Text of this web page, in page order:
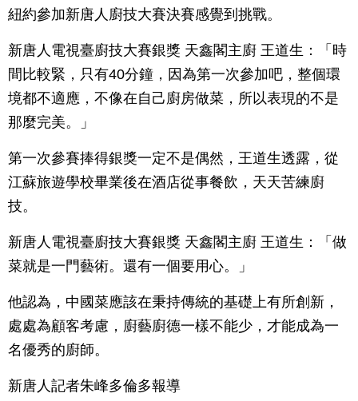
紐約參加新唐人廚技大賽決賽感覺到挑戰。
新唐人電視臺廚技大賽銀獎 天鑫閣主廚 王道生：「時
間比較緊，只有40分鐘，因為第一次參加吧，整個環
境都不適應，不像在自己廚房做菜，所以表現的不是
那麼完美。」
第一次參賽捧得銀獎一定不是偶然，王道生透露，從
江蘇旅遊學校畢業後在酒店從事餐飲，天天苦練廚
技。
新唐人電視臺廚技大賽銀獎 天鑫閣主廚 王道生：「做
菜就是一門藝術。還有一個要用心。」
他認為，中國菜應該在秉持傳統的基礎上有所創新，
處處為顧客考慮，廚藝廚德一樣不能少，才能成為一
名優秀的廚師。
新唐人記者朱峰多倫多報導